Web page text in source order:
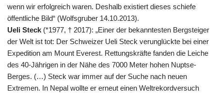
wenn wir erfolgreich waren. Deshalb existiert dieses schiefe
öffentliche Bild“ (Wolfsgruber 14.10.2013).
Ueli Steck (*1977, † 2017): „Einer der bekanntesten Bergsteiger
der Welt ist tot: Der Schweizer Ueli Steck verunglückte bei einer
Expedition am Mount Everest. Rettungskräfte fanden die Leiche
des 40-Jährigen in der Nähe des 7000 Meter hohen Nuptse-
Berges. (…) Steck war immer auf der Suche nach neuen
Extremen. In Nepal wollte er erneut einen Weltrekordversuch